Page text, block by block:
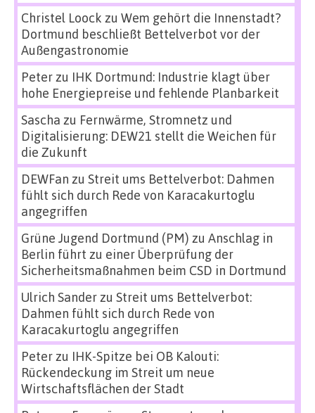
Christel Loock zu Wem gehört die Innenstadt?
Dortmund beschließt Bettelverbot vor der
Außengastronomie
Peterzu IHK Dortmund: Industrie klagt über
hohe Energiepreise und fehlende Planbarkeit
Sascha zu Fernwärme, Stromnetz und
Digitalisierung: DEW21 stellt die Weichen für
die Zukunft
DEWFan zu Streit ums Bettelverbot: Dahmen
fühlt sich durch Rede von Karacakurtoglu
angegriffen
Grüne Jugend Dortmund (PM) zu Anschlag in
Berlin führt zu einer Überprüfung der
Sicherheitsmaßnahmen beim CSD in Dortmund
Ulrich Sanderzu Streit ums Bettelverbot:
Dahmen fühlt sich durch Rede von
Karacakurtoglu angegriffen
Peterzu IHK-Spitze bei OB Kalouti:
Rückendeckung im Streit um neue
Wirtschaftsflächen der Stadt